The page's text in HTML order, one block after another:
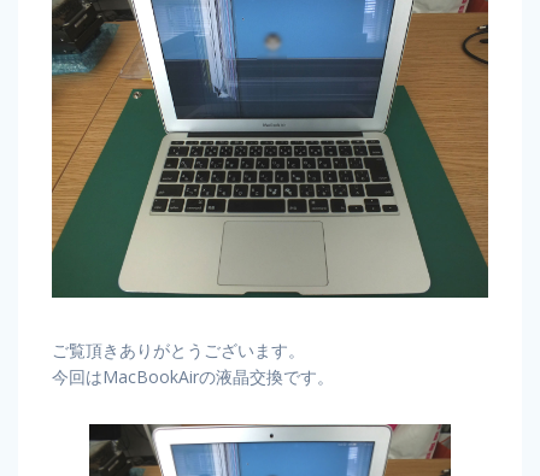
ご覧頂きありがとうございます。
今回はMacBookAirの液晶交換です。